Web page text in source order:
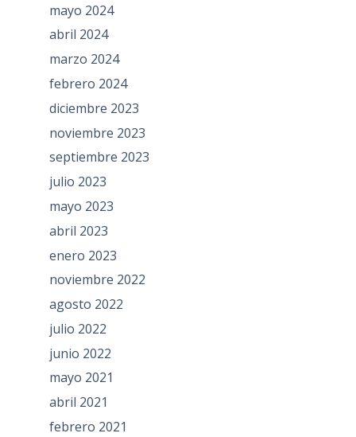
mayo 2024
abril 2024
marzo 2024
febrero 2024
diciembre 2023
noviembre 2023
septiembre 2023
julio 2023
mayo 2023
abril 2023
enero 2023
noviembre 2022
agosto 2022
julio 2022
junio 2022
mayo 2021
abril 2021
febrero 2021